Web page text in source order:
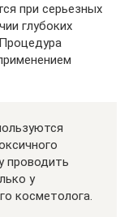
при серьезных
глубоких
проводить
у
косметолога.